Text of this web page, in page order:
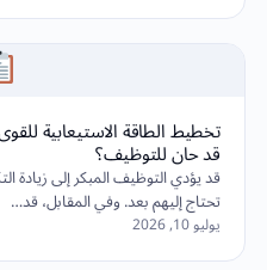
تخطيط الطاقة الاستيعابية
قد حان للتوظيف؟
قد يؤدي التوظيف المبكر إلى
تحتاج إليهم بعد. وفي المقابل، قد…
يوليو 10, 2026